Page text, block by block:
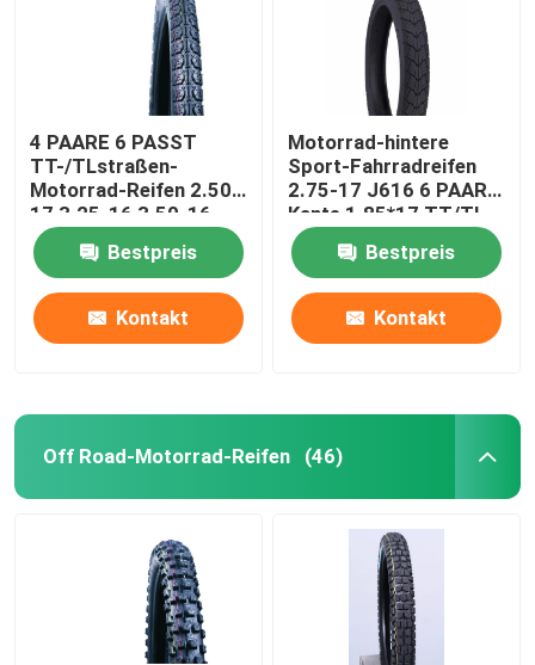
4 PAARE 6 PASST
TT-/TLstraßen-
Motorrad-Reifen 2.50-
17 3.25-16 3.50-16
J607 zusammen
Bestpreis
Kontakt
Motorrad-hintere
Sport-Fahrradreifen
2.75-17 J616 6 PAARE
Kante 1.85*17 TT/TL
47P
Bestpreis
Kontakt
Off Road-Motorrad-Reifen (46)